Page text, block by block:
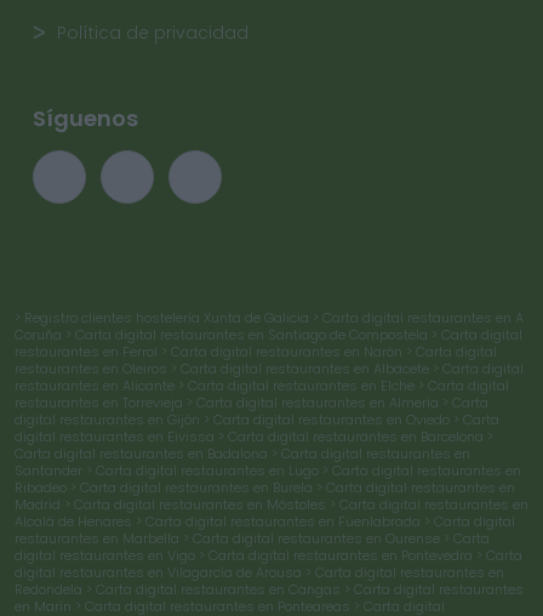
Política de privacidad
Síguenos
> Registro clientes hostelería Xunta de Galicia > Carta digital restaurantes en A
Coruña > Carta digital restaurantes en Santiago de Compostela > Carta digital
restaurantes en Ferrol > Carta digital restaurantes en Narón > Carta digital
restaurantes en Oleiros > Carta digital restaurantes en Albacete > Carta digital
restaurantes en Alicante > Carta digital restaurantes en Elche > Carta digital
restaurantes en Torrevieja > Carta digital restaurantes en Almería > Carta
digital restaurantes en Gijón > Carta digital restaurantes en Oviedo > Carta
digital restaurantes en Eivissa > Carta digital restaurantes en Barcelona >
Carta digital restaurantes en Badalona > Carta digital restaurantes en
Santander > Carta digital restaurantes en Lugo > Carta digital restaurantes en
Ribadeo > Carta digital restaurantes en Burela > Carta digital restaurantes en
Madrid > Carta digital restaurantes en Móstoles > Carta digital restaurantes en
Alcalá de Henares > Carta digital restaurantes en Fuenlabrada > Carta digital
restaurantes en Marbella > Carta digital restaurantes en Ourense > Carta
digital restaurantes en Vigo > Carta digital restaurantes en Pontevedra > Carta
digital restaurantes en Vilagarcía de Arousa > Carta digital restaurantes en
Redondela > Carta digital restaurantes en Cangas > Carta digital restaurantes
en Marín > Carta digital restaurantes en Ponteareas > Carta digital